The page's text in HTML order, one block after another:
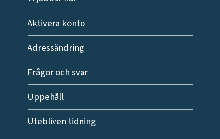
Aktivera konto
Adressändring
Frågor och svar
Uppehåll
Utebliven tidning